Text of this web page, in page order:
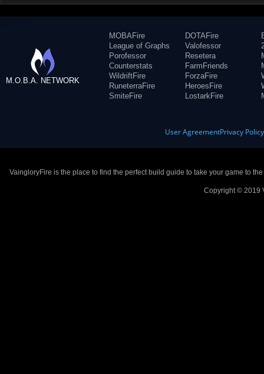
M.O.B.A. NETWORK
MOBAFire
League of Graphs
Porofessor
Counterstats
WildriftFire
RuneterraFire
SmiteFire
DOTAFire
Valofessor
Resetera
FarmFriends
ForzaFire
HeroesFire
LostarkFire
User AgreementPrivacy Policy
VaingloryFire is the place to find the perfect build guide to take your game to
Copyright © 2019